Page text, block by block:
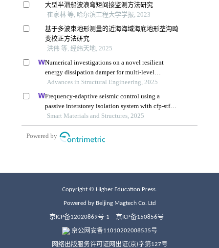
Copyright © Higher Education Press.
Powered by Beijing Magtech Co. Ltd
京ICP备12020869号-1 京ICP备150856号
京公网安备11010202008535号
网络出版服务许可证网出证(京)字第127号